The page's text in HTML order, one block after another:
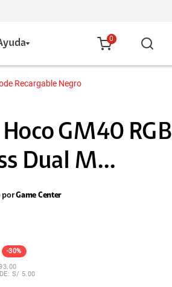
0
Recargable Negro
GM40 RGB
Dual M...
porGame Center
-30%
S/ 5.00